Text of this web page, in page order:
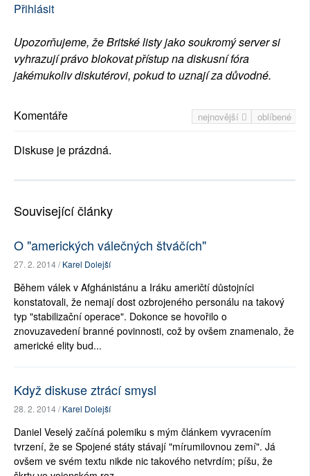
Přihlásit
Upozorňujeme, že Britské listy jako soukromý server si
vyhrazují právo blokovat přístup na diskusní fóra
jakémukoliv diskutérovi, pokud to uznají za důvodné.
nejnovější oblíbené
Komentáře
Diskuse je prázdná.
Související články
O "amerických válečných štváčích"
27. 2. 2014 /Karel Dolejší
Během válek v Afghánistánu a Iráku američtí důstojníci
konstatovali, že nemají dost ozbrojeného personálu na takový
typ "stabilizační operace". Dokonce se hovořilo o
znovuzavedení branné povinnosti, což by ovšem znamenalo, že
americké elity bud...
Když diskuse ztrácí smysl
28. 2. 2014 /Karel Dolejší
Daniel Veselý začíná polemiku s mým článkem vyvracením
tvrzení, že se Spojené státy stávají "mírumilovnou zemí". Já
ovšem ve svém textu nikde nic takového netvrdím; píšu, že